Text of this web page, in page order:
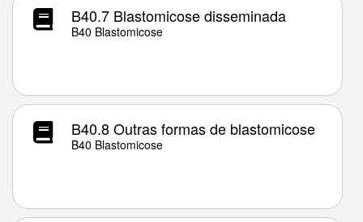
B40.7 Blastomicose disseminada
B40 Blastomicose
B40.8 Outras formas de blastomicose
B40 Blastomicose